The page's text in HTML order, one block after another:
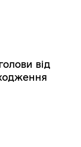
від